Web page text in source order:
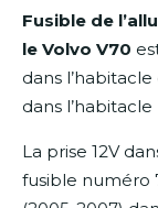
Fusible de
le Volvo V70
dans
dans
La prise 12V
fusible numéro